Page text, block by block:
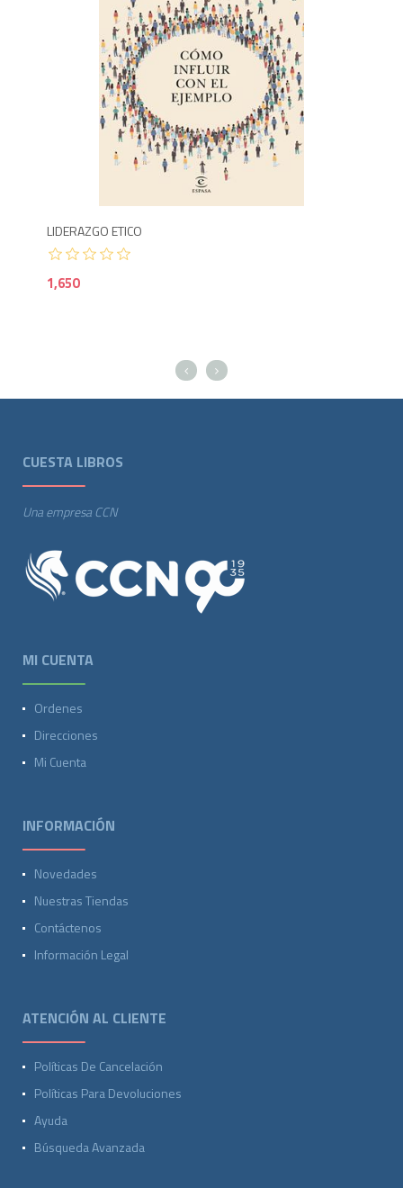
LIDERAZGO ETICO
1,650
CUESTA LIBROS
Una empresa CCN
MI CUENTA
Ordenes
Direcciones
Mi Cuenta
INFORMACIÓN
Novedades
Nuestras Tiendas
Contáctenos
Información Legal
ATENCIÓN AL CLIENTE
Políticas De Cancelación
Políticas Para Devoluciones
Ayuda
Búsqueda Avanzada